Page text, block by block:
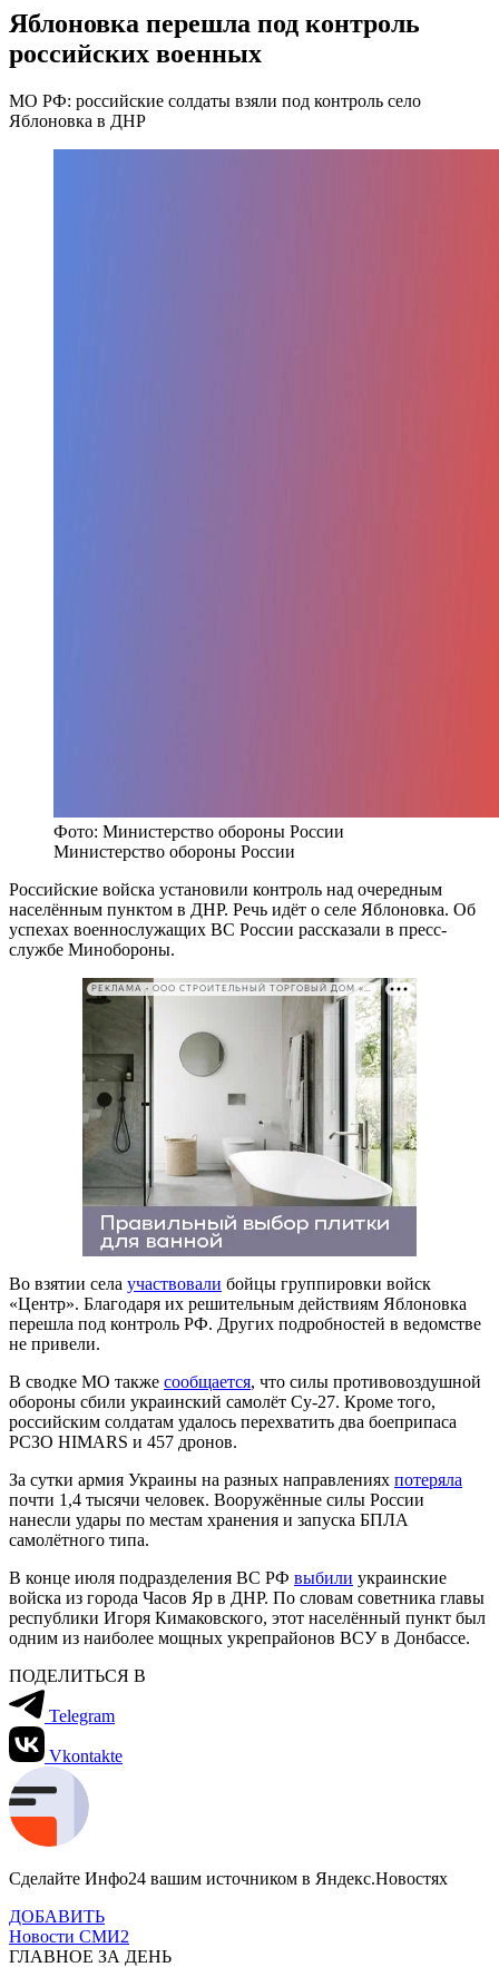
Яблоновка перешла под контроль
российских военных
МО РФ: российские солдаты взяли под контроль село
Яблоновка в ДНР
Фото: Министерство обороны России
Министерство обороны России
Российские войска установили контроль над очередным
населённым пунктом в ДНР. Речь идёт о селе Яблоновка. Об
успехах военнослужащих ВС России рассказали в пресс-
службе Минобороны.
РЕКЛАМА • ООО СТРОИТЕЛЬНЫЙ ТОРГОВЫЙ ДОМ «ПЕТРОВИЧ». ИНН: 7802348846
Во взятии села участвовали бойцы группировки войск
«Центр». Благодаря их решительным действиям Яблоновка
перешла под контроль РФ. Других подробностей в ведомстве
не привели.
В сводке МО также сообщается, что силы противовоздушной
обороны сбили украинский самолёт Су-27. Кроме того,
российским солдатам удалось перехватить два боеприпаса
РСЗО HIMARS и 457 дронов.
За сутки армия Украины на разных направлениях потеряла
почти 1,4 тысячи человек. Вооружённые силы России
нанесли удары по местам хранения и запуска БПЛА
самолётного типа.
В конце июля подразделения ВС РФ выбили украинские
войска из города Часов Яр в ДНР. По словам советника главы
республики Игоря Кимаковского, этот населённый пункт был
одним из наиболее мощных укрепрайонов ВСУ в Донбассе.
ПОДЕЛИТЬСЯ В
Telegram
Vkontakte
Сделайте Инфо24 вашим источником в Яндекс.Новостях
ДОБАВИТЬ
Новости СМИ2
ГЛАВНОЕ ЗА ДЕНЬ